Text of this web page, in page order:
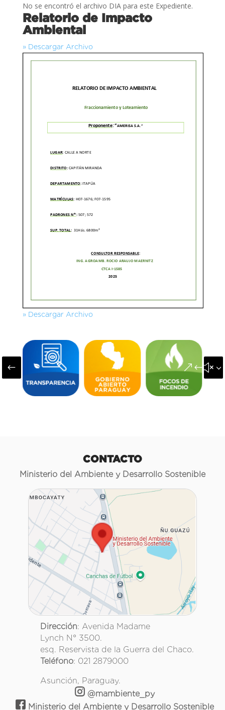
No se encontró el archivo DIA para este Expediente.
Relatorio de Impacto
Ambiental
» Descargar Archivo
» Descargar Archivo
#
CONTACTO
Ministerio del Ambiente y Desarrollo Sostenible
Dirección: Avenida Madame
Lynch N° 3500.
esq. Reservista de la Guerra del Chaco.
Teléfono: 021 2879000
Asunción, Paraguay.
@mambiente_py
Ministerio del Ambiente y Desarrollo Sostenible